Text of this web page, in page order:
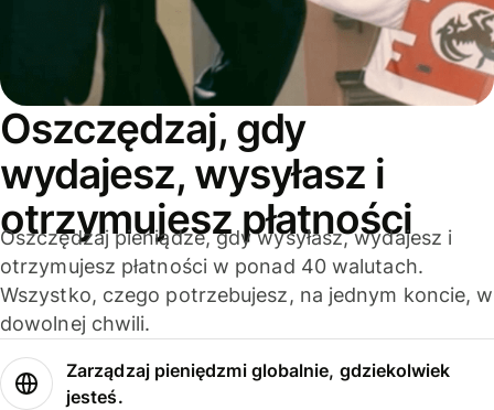
Oszczędzaj, gdy
wydajesz, wysyłasz i
otrzymujesz płatności
Oszczędzaj pieniądze, gdy wysyłasz, wydajesz i
otrzymujesz płatności w ponad 40 walutach.
Wszystko, czego potrzebujesz, na jednym koncie, w
dowolnej chwili.
Zarządzaj pieniędzmi globalnie, gdziekolwiek
jesteś.